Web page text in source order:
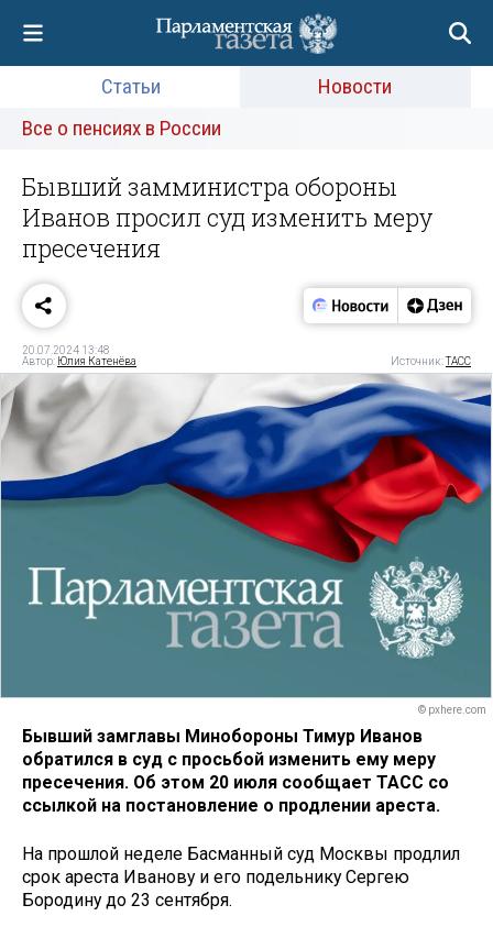
Статьи
Новости
Все о пенсиях в России
Бывший замминистра обороны
Иванов просил суд изменить меру
пресечения
20.07.2024 13:48
Автор: Юлия Катенёва Источник:ТАСС
© pxhere.com
Бывший замглавы Минобороны Тимур Иванов
обратился в суд с просьбой изменить ему меру
пресечения. Об этом 20 июля сообщает ТАСС со
ссылкой на постановление о продлении ареста.
На прошлой неделе Басманный суд Москвы продлил
срок ареста Иванову и его подельнику Сергею
Бородину до 23 сентября.